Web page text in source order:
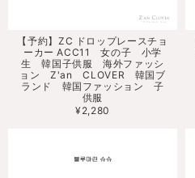
【予約】ZC ドロップレースチョ
ーカー ACC11 女の子 小学
生 韓国子供服 海外ファッシ
ョン Z'an CLOVER 韓国ブ
ランド 韓国ファッション 子
供服
¥2,280